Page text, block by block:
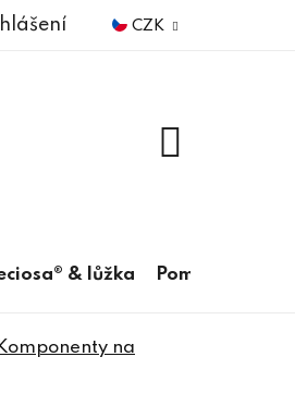
CZK
& lůžka Pomůcky
Komponenty na